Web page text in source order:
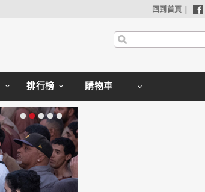
回到首頁 |
排行榜 購物車